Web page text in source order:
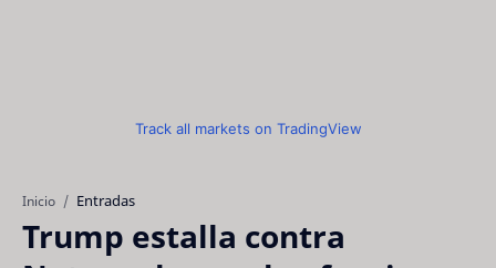
Track all markets on TradingView
Inicio Entradas
Trump estalla contra